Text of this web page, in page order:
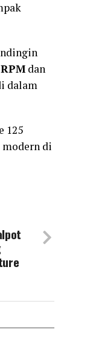
dan
dalam
125
di